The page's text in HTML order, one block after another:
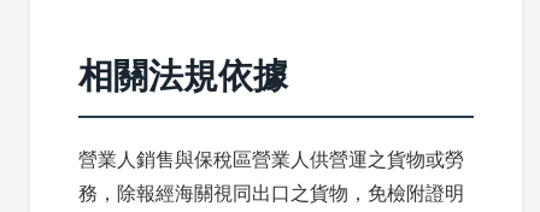
相關法規依據
營業人銷售與保稅區營業人供營運之貨物或勞
務，除報經海關視同出口之貨物，免檢附證明